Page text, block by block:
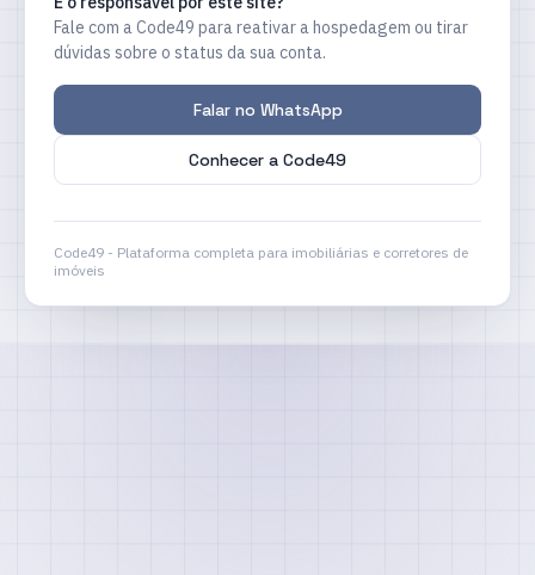
Fale com a Code49 para reativar a hospedagem ou tirar
dúvidas sobre o status da sua conta.
Falar no WhatsApp
Conhecer a Code49
Code49 - Plataforma completa para imobiliárias e corretores de
imóveis